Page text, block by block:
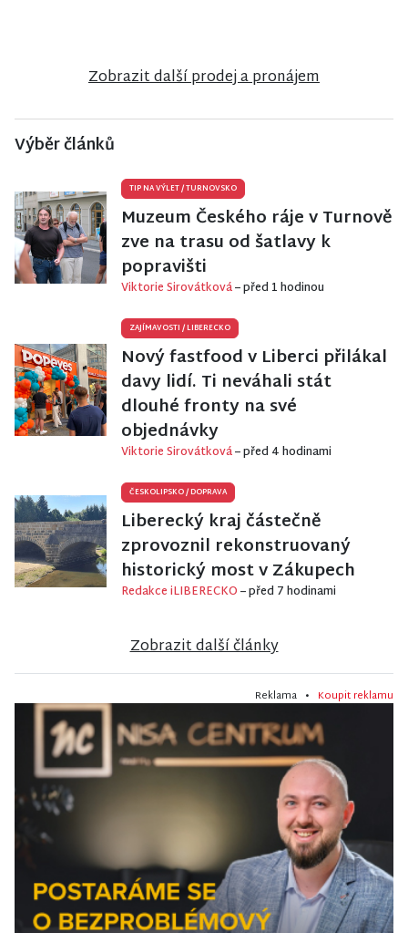
Zobrazit další prodej a pronájem
Výběr článků
TIP NA VÝLET/TURNOVSKO
Muzeum Českého ráje v Turnově
zve na trasu od šatlavy k
popravišti
Viktorie Sirovátková– před 1 hodinou
ZAJÍMAVOSTI /LIBERECKO
Nový fastfood v Liberci přilákal
davy lidí. Ti neváhali stát
dlouhé fronty na své
objednávky
Viktorie Sirovátková– před 4 hodinami
ČESKOLIPSKO/DOPRAVA
Liberecký kraj částečně
zprovoznil rekonstruovaný
historický most v Zákupech
Redakce iLIBERECKO– před 7 hodinami
Zobrazit další články
Reklama • Koupit reklamu